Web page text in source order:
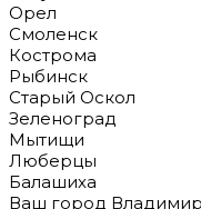
Орел
Смоленск
Кострома
Рыбинск
Старый Оскол
Зеленоград
Мытищи
Люберцы
Балашиха
Ваш город